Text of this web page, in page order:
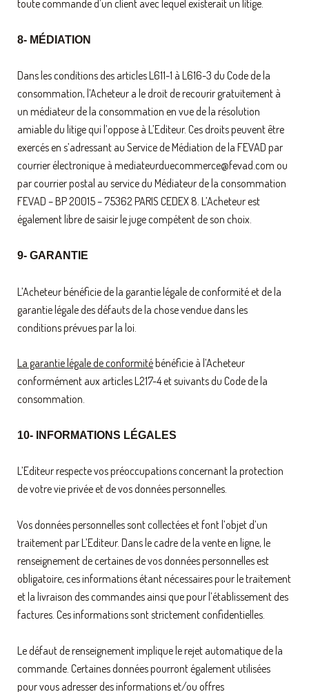
toute commande d’un client avec lequel existerait un litige.
8- MÉDIATION
Dans les conditions des articles L611-1 à L616-3 du Code de la
consommation, l’Acheteur a le droit de recourir gratuitement à
un médiateur de la consommation en vue de la résolution
amiable du litige qui l’oppose à L’Editeur. Ces droits peuvent être
exercés en s’adressant au Service de Médiation de la FEVAD par
courrier électronique à mediateurduecommerce@fevad.com ou
par courrier postal au service du Médiateur de la consommation
FEVAD – BP 20015 – 75362 PARIS CEDEX 8. L’Acheteur est
également libre de saisir le juge compétent de son choix.
9- GARANTIE
L’Acheteur bénéficie de la garantie légale de conformité et de la
garantie légale des défauts de la chose vendue dans les
conditions prévues par la loi.
La garantie légale de conformité bénéficie à l’Acheteur
conformément aux articles L217-4 et suivants du Code de la
consommation.
10- INFORMATIONS LÉGALES
L’Editeur respecte vos préoccupations concernant la protection
de votre vie privée et de vos données personnelles.
Vos données personnelles sont collectées et font l’objet d’un
traitement par L’Editeur. Dans le cadre de la vente en ligne, le
renseignement de certaines de vos données personnelles est
obligatoire, ces informations étant nécessaires pour le traitement
et la livraison des commandes ainsi que pour l’établissement des
factures. Ces informations sont strictement confidentielles.
Le défaut de renseignement implique le rejet automatique de la
commande. Certaines données pourront également utilisées
pour vous adresser des informations et/ou offres